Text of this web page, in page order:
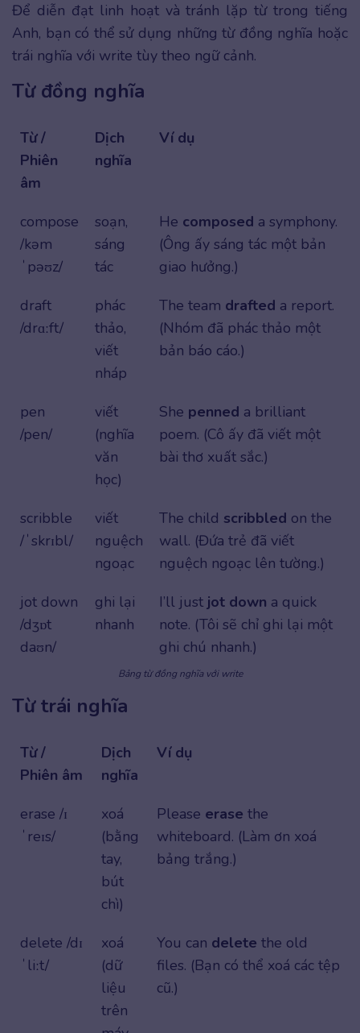
Để diễn đạt linh hoạt và tránh lặp từ trong tiếng
Anh, bạn có thể sử dụng những từ đồng nghĩa hoặc
trái nghĩa với write tùy theo ngữ cảnh.
Từ đồng nghĩa
Từ /
Phiên
âm
Dịch
nghĩa
Ví dụ
compose
/kəm
ˈpəʊz/
soạn,
sáng
tác
He composed a symphony.
(Ông ấy sáng tác một bản
giao hưởng.)
draft
/drɑːft/
phác
thảo,
viết
nháp
The team drafted a report.
(Nhóm đã phác thảo một
bản báo cáo.)
pen
/pen/
viết
(nghĩa
văn
học)
She penned a brilliant
poem. (Cô ấy đã viết một
bài thơ xuất sắc.)
scribble
/ˈskrɪbl/
viết
nguệch
ngoạc
The child scribbled on the
wall. (Đứa trẻ đã viết
nguệch ngoạc lên tường.)
jot down
/dʒɒt
daʊn/
ghi lại
nhanh
I’ll just jot down a quick
note. (Tôi sẽ chỉ ghi lại một
ghi chú nhanh.)
Bảng từ đồng nghĩa với write
Từ trái nghĩa
Từ /
Phiên âm
Dịch
nghĩa
Ví dụ
erase /ɪ
ˈreɪs/
xoá
(bằng
tay,
bút
chì)
Please erase the
whiteboard. (Làm ơn xoá
bảng trắng.)
delete /dɪ
ˈliːt/
xoá
(dữ
liệu
trên
You can delete the old
files. (Bạn có thể xoá các tệp
cũ.)